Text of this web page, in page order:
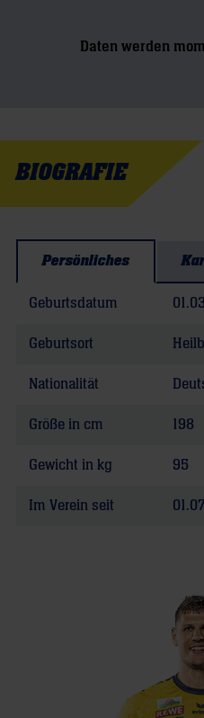
Daten werden
BIOGRAFIE
Persönliches
Geburtsdatum
Geburtsort
Nationalität
Größe in cm 198
Gewicht in kg 95
Im Verein seit